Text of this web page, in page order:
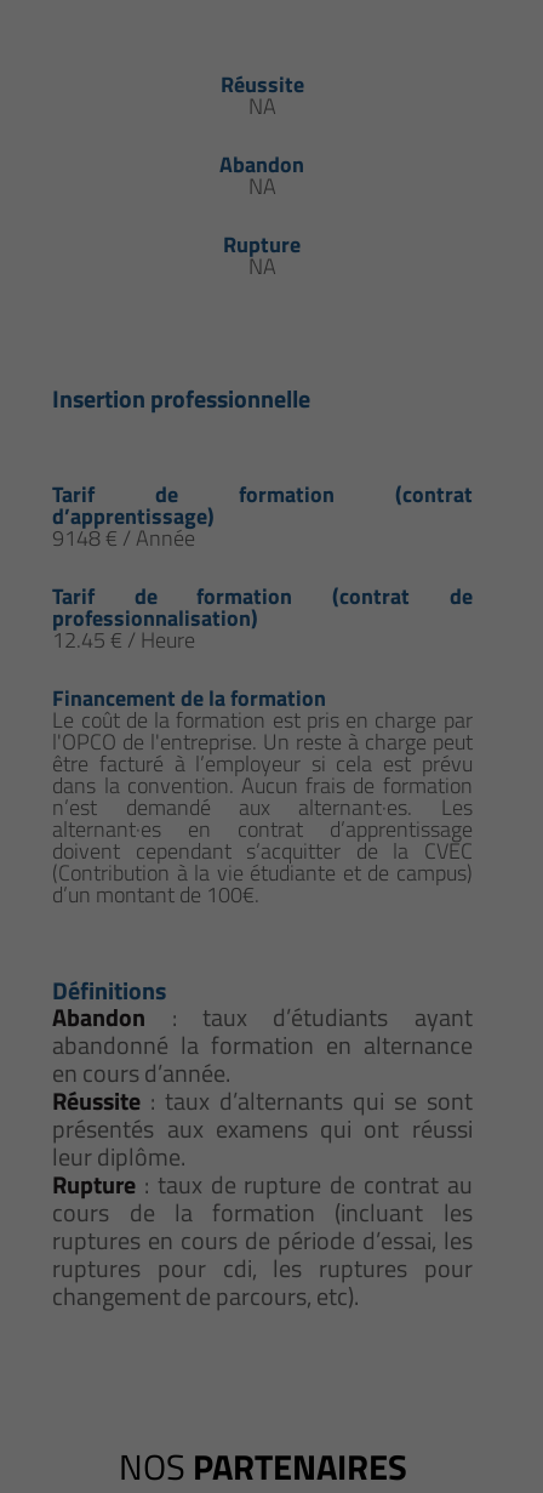
Réussite
NA
Abandon
NA
Rupture
NA
Insertion professionnelle
Tarif de formation (contrat
d’apprentissage)
9148 € / Année
Tarif de formation (contrat de
professionnalisation)
12.45 € / Heure
Financement de la formation
Le coût de la formation est pris en charge par
l'OPCO de l'entreprise. Un reste à charge peut
être facturé à l’employeur si cela est prévu
dans la convention. Aucun frais de formation
n’est demandé aux alternant·es. Les
alternant·es en contrat d’apprentissage
doivent cependant s’acquitter de la CVEC
(Contribution à la vie étudiante et de campus)
d’un montant de 100€.
Définitions
Abandon : taux d’étudiants ayant
abandonné la formation en alternance
en cours d’année.
Réussite : taux d’alternants qui se sont
présentés aux examens qui ont réussi
leur diplôme.
Rupture : taux de rupture de contrat au
cours de la formation (incluant les
ruptures en cours de période d’essai, les
ruptures pour cdi, les ruptures pour
changement de parcours, etc).
NOS PARTENAIRES